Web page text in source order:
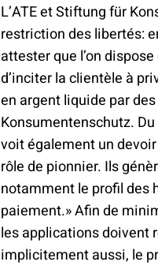
L’ATE et Stiftung für
restriction des libertés:
attester que l’on
d’inciter la clientèle à
en argent liquide par
Konsumentenschutz.
voit également un
rôle de pionnier. Ils
notamment le profil des
paiement.» Afin de
les applications doivent
implicitement aussi, le